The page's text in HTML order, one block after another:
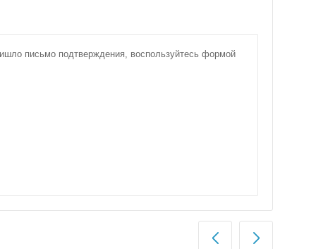
письмо подтверждения, воспользуйтесь формой